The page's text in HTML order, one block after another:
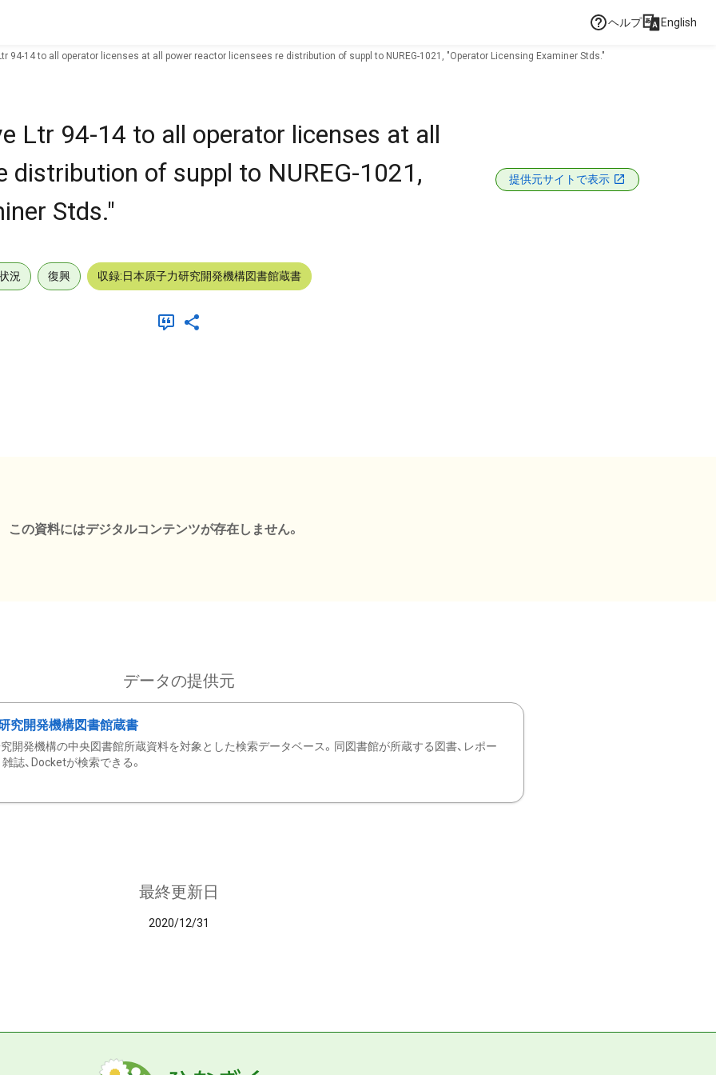
ヘルプ English
94-14 to all operator licenses at all power reactor licensees re distribution of suppl to NUREG-1021, "Operator Licensing Examiner Stds."
Ltr 94-14 to all operator licenses at all
distribution of suppl to NUREG-1021,
Stds."
提供元サイトで表示
況 復興 収録:日本原子力研究開発機構図書館蔵書
この資料にはデジタルコンテンツが存在しません。
データの提供元
究開発機構図書館蔵書
開発機構の中央図書館所蔵資料を対象とした検索データベース。同図書館が所蔵する図書、レポー
雑誌、Docketが検索できる。
最終更新日
2020/12/31